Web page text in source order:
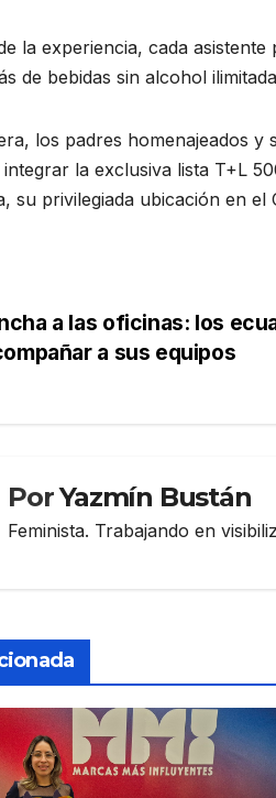
la experiencia, cada
de bebidas sin alcohol
los padres homenajeados
integrar la exclusiva lista T+L
su privilegiada ubicación en
a las oficinas: los
a sus equipos
PorYazmín Bustán
Feminista. Trabajando en